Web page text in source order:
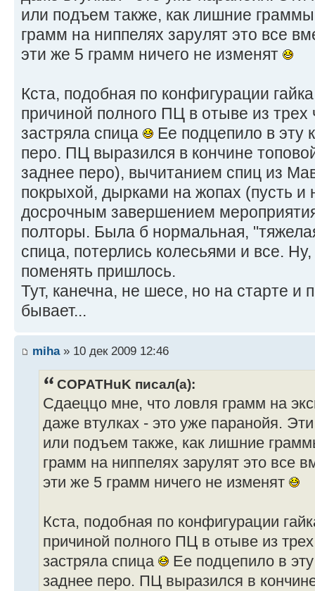
или подъем также, как лишние
грамм на ниппелях зарулят это все
эти же 5 грамм ничего не изменят
Кста, подобная по конфигурации
причиной полного ПЦ в отыве из трех
застряла спица
Ее подцепило в эту
перо. ПЦ выразился в кончине
заднее перо), вычитанием спиц из
покрыхой, дырками на жопах (пусть
досрочным завершением
полторы. Была б нормальная,
спица, потерлись колесьями и все.
поменять пришлось.
Тут, канечна, не шесе, но на старте и
бывает...
miha» 10 дек 2009 12:46
COPATHuK писал(а):
Сдаеццо мне, что ловля грамм на
даже втулках - это уже паранойя.
или подъем также, как лишние
грамм на ниппелях зарулят это все
эти же 5 грамм ничего не изменят
Кста, подобная по конфигурации
причиной полного ПЦ в отыве из
застряла спица
Ее подцепило в
заднее перо. ПЦ выразился в